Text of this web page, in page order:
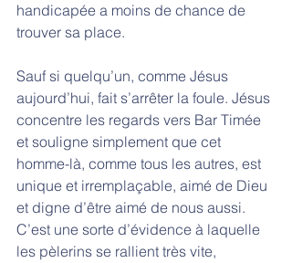
handicapée a moins de chance de
trouver sa place.
Sauf si quelqu’un, comme Jésus
aujourd’hui, fait s’arrêter la foule. Jésus
concentre les regards vers Bar Timée
et souligne simplement que cet
homme-là, comme tous les autres, est
unique et irremplaçable, aimé de Dieu
et digne d’être aimé de nous aussi.
C’est une sorte d’évidence à laquelle
les pèlerins se rallient très vite,